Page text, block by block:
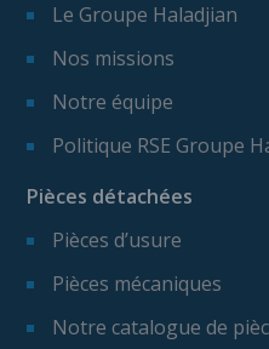
Le Groupe Haladjian
Nos missions
Notre équipe
Politique RSE Groupe
Pièces détachées
Pièces d’usure
Pièces mécaniques
Notre catalogue de